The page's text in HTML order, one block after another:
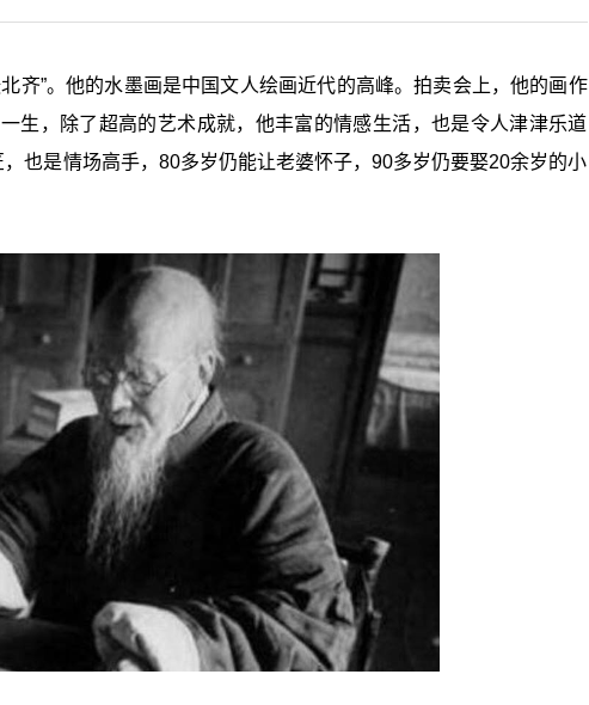
齐”。他的水墨画是中国文人绘画近代的高峰。拍卖会上，他的画作
生，除了超高的艺术成就，他丰富的情感生活，也是令人津津乐道
也是情场高手，80多岁仍能让老婆怀子，90多岁仍要娶20余岁的小